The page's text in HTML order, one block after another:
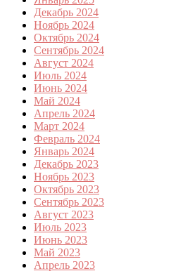
Декабрь 2024
Ноябрь 2024
Октябрь 2024
Сентябрь 2024
Август 2024
Июль 2024
Июнь 2024
Май 2024
Апрель 2024
Март 2024
Февраль 2024
Январь 2024
Декабрь 2023
Ноябрь 2023
Октябрь 2023
Сентябрь 2023
Август 2023
Июль 2023
Июнь 2023
Май 2023
Апрель 2023